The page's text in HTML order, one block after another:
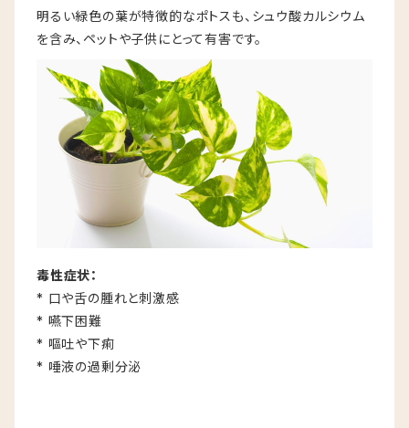
明るい緑色の葉が特徴的なポトスも、シュウ酸カルシウム
を含み、ペットや子供にとって有害です。
毒性症状：
* 口や舌の腫れと刺激感
* 嚥下困難
* 嘔吐や下痢
* 唾液の過剰分泌